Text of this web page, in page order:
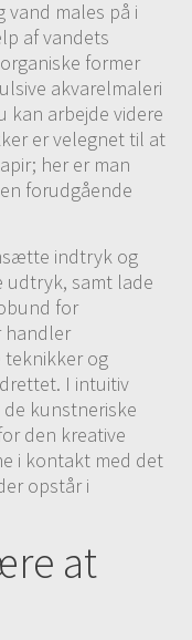
både det at
tørt, derudover
neocolor
2 10:42
3
den
udtryk
06:13
07:22
og se hvad der
akvareløvelse
du går bare
af få
dette
vand males på i
af vandets
former
akvarelmaleri
kan arbejde videre
er velegnet til at
her er man
forudgående
indtryk og
udtryk, samt lade
for
handler
teknikker og
I intuitiv
kunstneriske
den kreative
i kontakt med det
opstår i
at